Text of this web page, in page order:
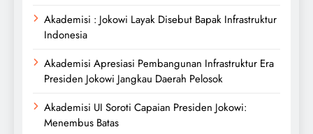
Akademisi : Jokowi Layak Disebut Bapak Infrastruktur
Indonesia
Akademisi Apresiasi Pembangunan Infrastruktur Era
Presiden Jokowi Jangkau Daerah Pelosok
Akademisi UI Soroti Capaian Presiden Jokowi:
Menembus Batas